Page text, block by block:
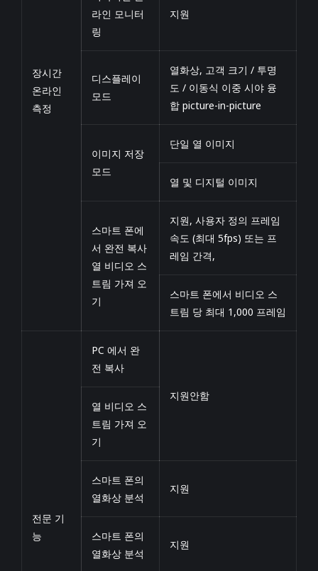
장시간
온라인
측정
라인 모니터
링
지원
디스플레이
모드
열화상, 고객 크기 / 투명
도 / 이동식 이중 시야 융
합 picture-in-picture
이미지 저장
모드
단일 열 이미지
열 및 디지털 이미지
스마트 폰에
서 완전 복사
열 비디오 스
트림 가져 오
기
지원, 사용자 정의 프레임
속도 (최대 5fps) 또는 프
레임 간격,
스마트 폰에서 비디오 스
트림 당 최대 1,000 프레임
전문 기
능
PC 에서 완
전 복사
지원안함
열 비디오 스
트림 가져 오
기
스마트 폰의
열화상 분석
지원
스마트 폰의
열화상 분석
지원